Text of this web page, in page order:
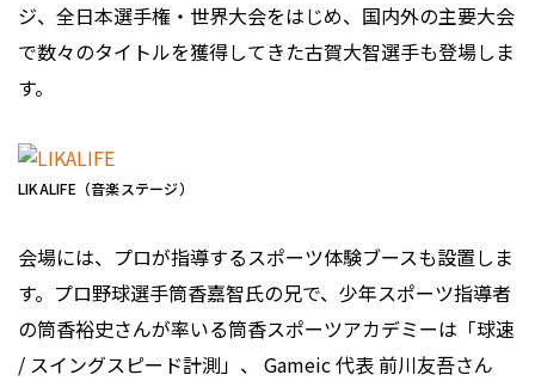
ジ、全日本選手権・世界大会をはじめ、国内外の主要大会
で数々のタイトルを獲得してきた古賀大智選手も登場しま
す。
LIKALIFE（音楽ステージ）
会場には、プロが指導するスポーツ体験ブースも設置しま
す。プロ野球選手筒香嘉智氏の兄で、少年スポーツ指導者
の筒香裕史さんが率いる筒香スポーツアカデミーは「球速
/ スイングスピード計測」、 Gameic 代表 前川友吾さん